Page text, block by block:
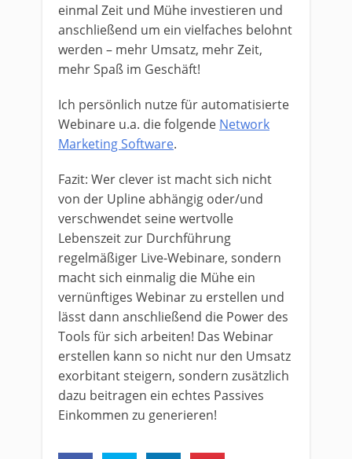
einmal Zeit und Mühe investieren und
anschließend um ein vielfaches belohnt
werden – mehr Umsatz, mehr Zeit,
mehr Spaß im Geschäft!
Ich persönlich nutze für automatisierte
Webinare u.a. die folgende Network
Marketing Software.
Fazit: Wer clever ist macht sich nicht
von der Upline abhängig oder/und
verschwendet seine wertvolle
Lebenszeit zur Durchführung
regelmäßiger Live-Webinare, sondern
macht sich einmalig die Mühe ein
vernünftiges Webinar zu erstellen und
lässt dann anschließend die Power des
Tools für sich arbeiten! Das Webinar
erstellen kann so nicht nur den Umsatz
exorbitant steigern, sondern zusätzlich
dazu beitragen ein echtes Passives
Einkommen zu generieren!